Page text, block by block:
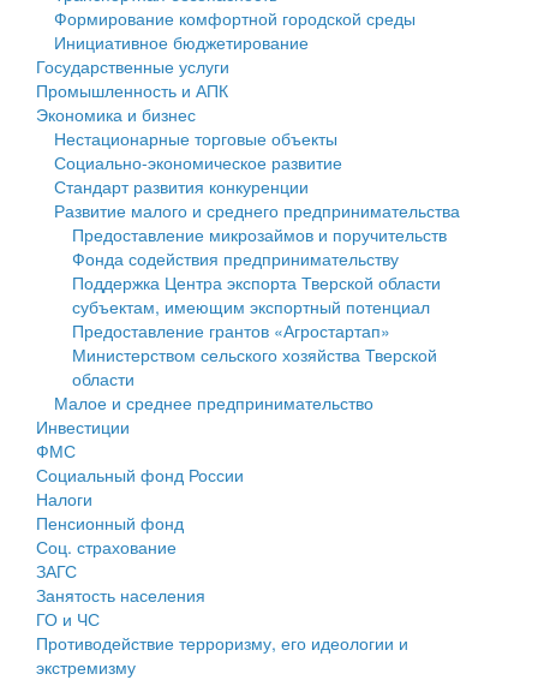
Государственные услуги
Промышленность и АПК
Экономика и бизнес
Символика
Устав
Гостям округа
Туризм
Культура
Образование
Здравоохранение
Социальная защита
Фотоальбом
муниципального округа Тверской области
Администрация Кашинского муниципального округа
Тверской области
Управление сельскими территориями
Открытые данные
Работа с обращениями граждан
Муниципальный контроль
Муниципальные услуги
Проекты административных регламентов
Антимонопольный комплаенс
Противодействие коррупции
Финансовое управление
Бюджет для граждан
Имущество
Выявление правообладателей ранее учтенных
объектов недвижимости
Имущественная поддержка субъектов малого и
среднего предпринимательства
Информационная поддержка субъектов малого и
среднего предпринимательства
Муниципальные программы
Контрольно-счетная палата
Персональные данные
Оценка регулирующего воздействия
Деятельность МУ
Формирование комфортной городской среды
Инициативное бюджетирование
Государственные услуги
Промышленность и АПК
Экономика и бизнес
Нестационарные торговые объекты
Социально-экономическое развитие
Стандарт развития конкуренции
Развитие малого и среднего предпринимательства
Предоставление микрозаймов и поручительств
Фонда содействия предпринимательству
Поддержка Центра экспорта Тверской области
субъектам, имеющим экспортный потенциал
Предоставление грантов «Агростартап»
Министерством сельского хозяйства Тверской
области
Малое и среднее предпринимательство
Инвестиции
ФМС
Социальный фонд России
Налоги
Пенсионный фонд
Соц. страхование
ЗАГС
Занятость населения
ГО и ЧС
Противодействие терроризму, его идеологии и
экстремизму